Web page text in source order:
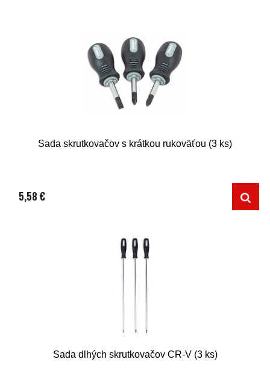
Sada skrutkovačov s krátkou rukoväťou (3 ks)
5,58 €
Sada dlhých skrutkovačov CR-V (3 ks)